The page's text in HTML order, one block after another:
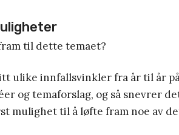
til dette temaet?
ulike innfallsvinkler fra år til år
og temaforslag, og så snevrer
mulighet til å løfte fram noe av